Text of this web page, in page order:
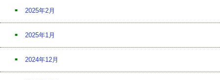
2025年2月
2025年1月
2024年12月